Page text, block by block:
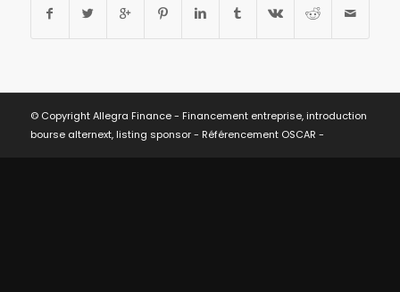
© Copyright Allegra Finance - Financement entreprise, introduction
bourse alternext, listing sponsor - Référencement OSCAR -